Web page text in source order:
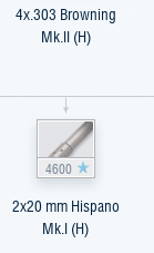
4x.303 Browning
Mk.II (H)
4600
2x20 mm Hispano
Mk.I (H)